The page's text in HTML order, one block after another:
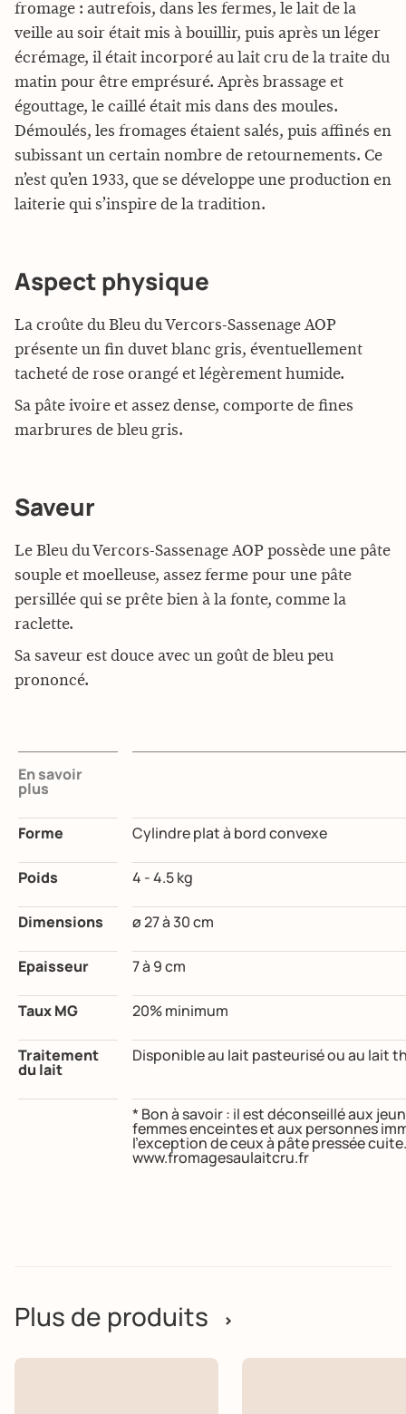
fromage : autrefois, dans les fermes, le lait de la
veille au soir était mis à bouillir, puis après un léger
écrémage, il était incorporé au lait cru de la traite du
matin pour être emprésuré. Après brassage et
égouttage, le caillé était mis dans des moules.
Démoulés, les fromages étaient salés, puis affinés en
subissant un certain nombre de retournements. Ce
n’est qu’en 1933, que se développe une production en
laiterie qui s’inspire de la tradition.
Aspect physique
La croûte du Bleu du Vercors-Sassenage AOP
présente un fin duvet blanc gris, éventuellement
tacheté de rose orangé et légèrement humide.
Sa pâte ivoire et assez dense, comporte de fines
marbrures de bleu gris.
Saveur
Le Bleu du Vercors-Sassenage AOP possède une pâte
souple et moelleuse, assez ferme pour une pâte
persillée qui se prête bien à la fonte, comme la
raclette.
Sa saveur est douce avec un goût de bleu peu
prononcé.
En savoir
plus
Forme Cylindre plat à bord convexe
Poids 4 - 4.5 kg
Dimensions ø 27 à 30 cm
Epaisseur 7 à 9 cm
Taux MG 20% minimum
Traitement
du lait
Disponible au lait pasteurisé ou au lait
* Bon à savoir : il est déconseillé aux
femmes enceintes et aux personnes
l’exception de ceux à pâte pressée
www.fromagesaulaitcru.fr
Plus de produits >